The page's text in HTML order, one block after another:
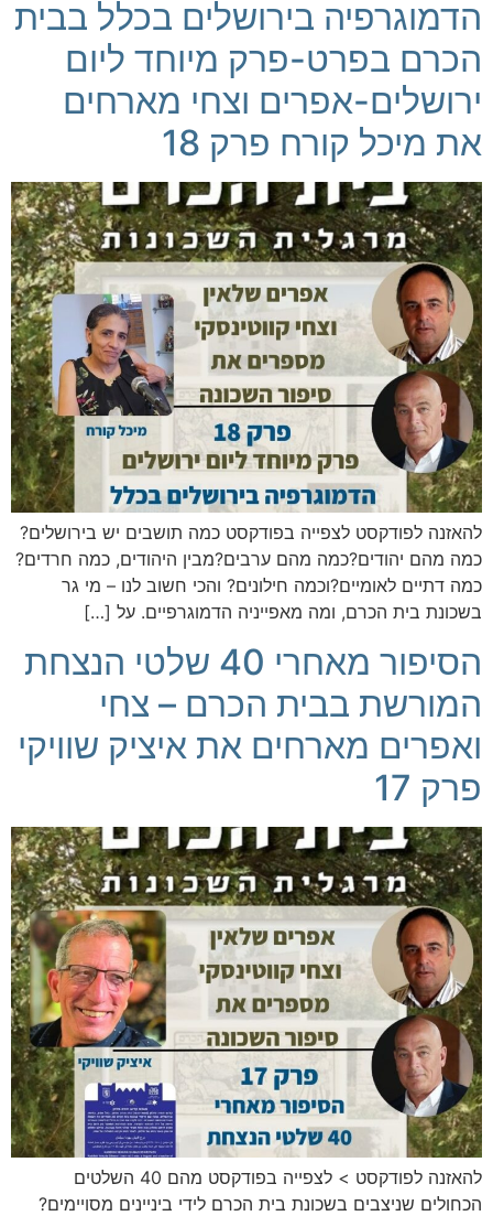
הדמוגרפיה בירושלים בכלל בבית
הכרם בפרט -פרק מיוחד ליום
ירושלים-אפרים וצחי מארחים
את מיכל קורח פרק 18
להאזנה לפודקסט לצפייה בפודקסט כמה תושבים יש בירושלים?
כמה מהם יהודים?כמה מהם ערבים?מבין היהודים, כמה חרדים?
כמה דתיים לאומיים?וכמה חילונים? והכי חשוב לנו – מי גר
בשכונת בית הכרם, ומה מאפייניה הדמוגרפיים. על […]
הסיפור מאחרי 40 שלטי הנצחת
המורשת בבית הכרם – צחי
ואפרים מארחים את איציק שוויקי
פרק 17
להאזנה לפודקסט > לצפייה בפודקסט מהם 40 השלטים
הכחולים שניצבים בשכונת בית הכרם לידי ביניינים מסויימים?